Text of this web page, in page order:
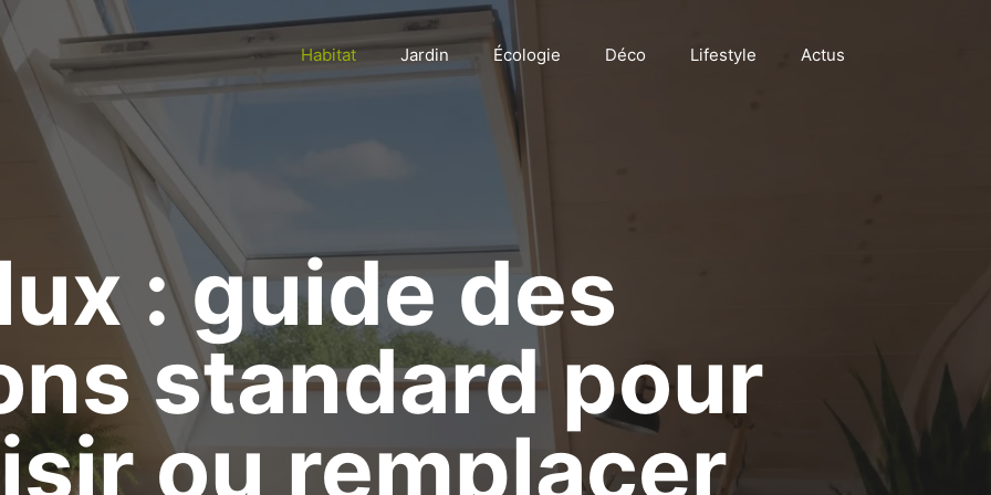
Habitat Jardin Écologie Déco Lifestyle Actus
: guide des
standard pour
ou remplacer